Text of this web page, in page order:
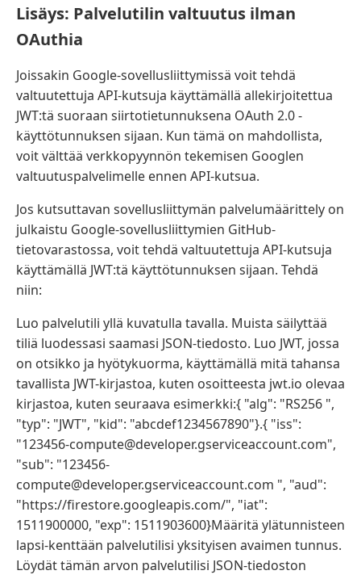
Lisäys: Palvelutilin valtuutus ilman
OAuthia
Joissakin Google-sovellusliittymissä voit tehdä
valtuutettuja API-kutsuja käyttämällä allekirjoitettua
JWT:tä suoraan siirtotietunnuksena OAuth 2.0 -
käyttötunnuksen sijaan. Kun tämä on mahdollista,
voit välttää verkkopyynnön tekemisen Googlen
valtuutuspalvelimelle ennen API-kutsua.
Jos kutsuttavan sovellusliittymän palvelumäärittely on
julkaistu Google-sovellusliittymien GitHub-
tietovarastossa, voit tehdä valtuutettuja API-kutsuja
käyttämällä JWT:tä käyttötunnuksen sijaan. Tehdä
niin:
Luo palvelutili yllä kuvatulla tavalla. Muista säilyttää
tiliä luodessasi saamasi JSON-tiedosto. Luo JWT, jossa
on otsikko ja hyötykuorma, käyttämällä mitä tahansa
tavallista JWT-kirjastoa, kuten osoitteesta jwt.io olevaa
kirjastoa, kuten seuraava esimerkki:{ "alg": "RS256 ",
"typ": "JWT", "kid": "abcdef1234567890"}.{ "iss":
"123456-compute@developer.gserviceaccount.com",
"sub": "123456-
compute@developer.gserviceaccount.com ", "aud":
"https://firestore.googleapis.com/", "iat":
1511900000, "exp": 1511903600}Määritä ylätunnisteen
lapsi-kenttään palvelutilisi yksityisen avaimen tunnus.
Löydät tämän arvon palvelutilisi JSON-tiedoston